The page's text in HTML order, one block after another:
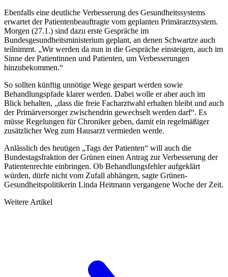
Ebenfalls eine deutliche Verbesserung des Gesundheitssystems
erwartet der Patientenbeauftragte vom geplanten Primärarztsystem.
Morgen (27.1.) sind dazu erste Gespräche im
Bundesgesundheitsministerium geplant, an denen Schwartze auch
teilnimmt. „Wir werden da nun in die Gespräche einsteigen, auch im
Sinne der Patientinnen und Patienten, um Verbesserungen
hinzubekommen.“
So sollten künftig unnötige Wege gespart werden sowie
Behandlungspfade klarer werden. Dabei wolle er aber auch im
Blick behalten, „dass die freie Facharztwahl erhalten bleibt und auch
der Primärversorger zwischendrin gewechselt werden darf“. Es
müsse Regelungen für Chroniker geben, damit ein regelmäßiger
zusätzlicher Weg zum Hausarzt vermieden werde.
Anlässlich des heutigen „Tags der Patienten“ will auch die
Bundestagsfraktion der Grünen einen Antrag zur Verbesserung der
Patientenrechte einbringen. Ob Behandlungsfehler aufgeklärt
würden, dürfe nicht vom Zufall abhängen, sagte Grünen-
Gesundheitspolitikerin Linda Heitmann vergangene Woche der Zeit.
Weitere Artikel